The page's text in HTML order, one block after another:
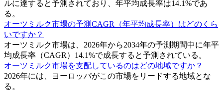
ルに達すると予測されており、年平均成長率は14.1%であ
る。
オーツミルク市場の予測CAGR（年平均成長率）はどのくら
いですか？
オーツミルク市場は、2026年から2034年の予測期間中に年平
均成長率（CAGR）14.1%で成長すると予測されている。
オーツミルク市場を支配しているのはどの地域ですか？
2026年には、ヨーロッパがこの市場をリードする地域とな
る。